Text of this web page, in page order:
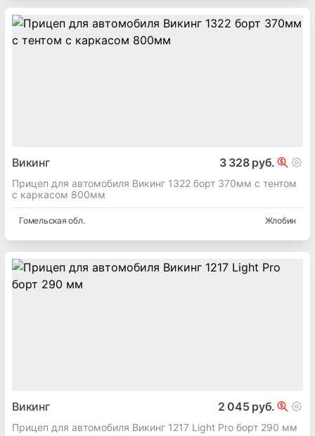
Викинг 3 328 руб.
Прицеп для автомобиля Викинг 1322 борт 370мм с тентом
с каркасом 800мм
Гомельская обл. Жлобин
Викинг 2 045 руб.
Прицеп для автомобиля Викинг 1217 Light Pro борт 290 мм